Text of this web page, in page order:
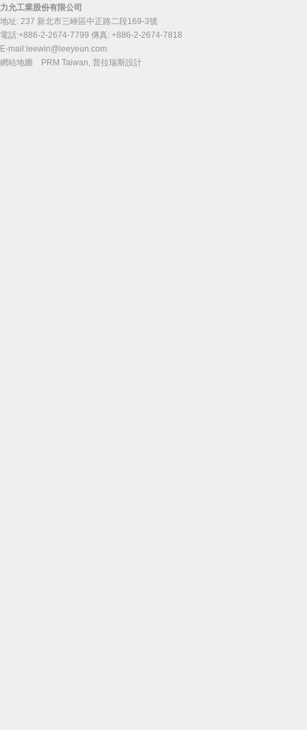
力允工業股份有限公司
地址: 237 新北市三峽區中正路二段169-3號
電話:+886-2-2674-7799 傳真: +886-2-2674-7818
E-mail: leewin@leeyeun.com
網站地圖
PRM Taiwan, 普拉瑞斯設計